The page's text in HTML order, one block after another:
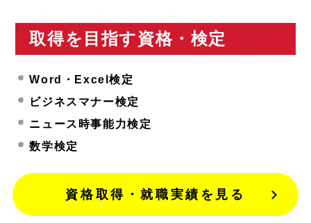
取得を目指す資格・検定
Word・Excel検定
ビジネスマナー検定
ニュース時事能力検定
数学検定
資格取得・就職実績を見る